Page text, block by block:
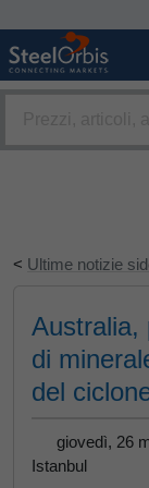
< Ultime notizie
Australia,
di
del
giovedì, 26
Istanbul